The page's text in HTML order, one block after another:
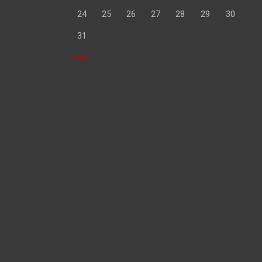
24 25 26 27 28 29 30
31
« Jul